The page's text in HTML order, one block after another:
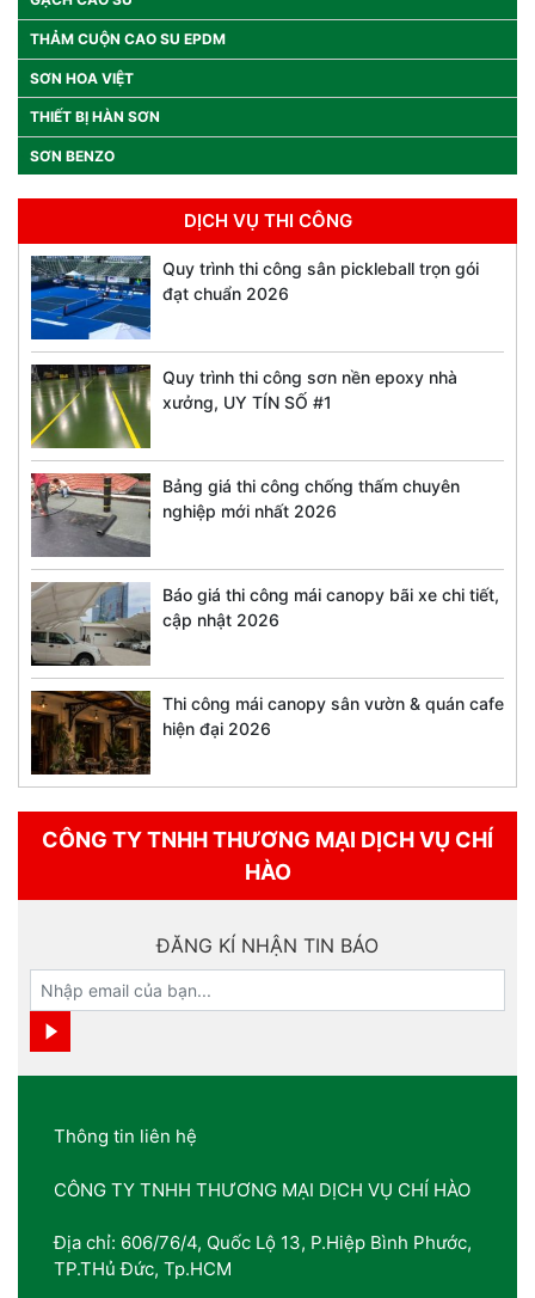
THẢM CUỘN CAO SU EPDM
SƠN HOA VIỆT
THIẾT BỊ HÀN SƠN
SƠN BENZO
DỊCH VỤ THI CÔNG
Quy trình thi công sân pickleball trọn gói
đạt chuẩn 2026
Quy trình thi công sơn nền epoxy nhà
xưởng, UY TÍN SỐ #1
Bảng giá thi công chống thấm chuyên
nghiệp mới nhất 2026
Báo giá thi công mái canopy bãi xe chi tiết,
cập nhật 2026
Thi công mái canopy sân vườn & quán cafe
hiện đại 2026
CÔNG TY TNHH THƯƠNG MẠI DỊCH VỤ CHÍ
HÀO
ĐĂNG KÍ NHẬN TIN BÁO
Thông tin liên hệ
CÔNG TY TNHH THƯƠNG MẠI DỊCH VỤ CHÍ HÀO
Địa chỉ: 606/76/4, Quốc Lộ 13, P.Hiệp Bình Phước,
TP.THủ Đức, Tp.HCM